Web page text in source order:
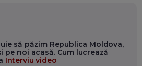
să păzim Republica Moldova,
pe noi acasă. Cum lucrează
Interviu video